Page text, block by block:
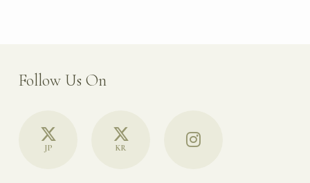
Follow Us On
JP KR